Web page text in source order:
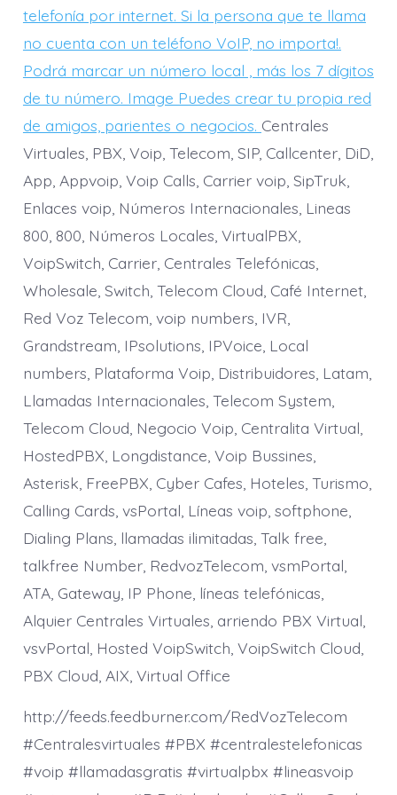
telefonía por internet. Si la persona que te llama
no cuenta con un teléfono VoIP, no importa!.
Podrá marcar un número local , más los 7 dígitos
de tu número. Image Puedes crear tu propia red
de amigos, parientes o negocios. Centrales
Virtuales, PBX, Voip, Telecom, SIP, Callcenter, DiD,
App, Appvoip, Voip Calls, Carrier voip, SipTruk,
Enlaces voip, Números Internacionales, Lineas
800, 800, Números Locales, VirtualPBX,
VoipSwitch, Carrier, Centrales Telefónicas,
Wholesale, Switch, Telecom Cloud, Café Internet,
Red Voz Telecom, voip numbers, IVR,
Grandstream, IPsolutions, IPVoice, Local
numbers, Plataforma Voip, Distribuidores, Latam,
Llamadas Internacionales, Telecom System,
Telecom Cloud, Negocio Voip, Centralita Virtual,
HostedPBX, Longdistance, Voip Bussines,
Asterisk, FreePBX, Cyber Cafes, Hoteles, Turismo,
Calling Cards, vsPortal, Líneas voip, softphone,
Dialing Plans, llamadas ilimitadas, Talk free,
talkfree Number, RedvozTelecom, vsmPortal,
ATA, Gateway, IP Phone, líneas telefónicas,
Alquier Centrales Virtuales, arriendo PBX Virtual,
vsvPortal, Hosted VoipSwitch, VoipSwitch Cloud,
PBX Cloud, AIX, Virtual Office
http://feeds.feedburner.com/RedVozTelecom
#Centralesvirtuales #PBX #centralestelefonicas
#voip #llamadasgratis #virtualpbx #lineasvoip